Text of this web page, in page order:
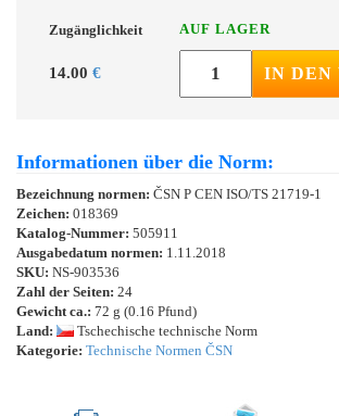
Zugänglichkeit AUF LAGER
14.00 € IN DEN
Informationen über die Norm:
Bezeichnung normen: ČSN P CEN ISO/TS 21719-1
Zeichen: 018369
Katalog-Nummer: 505911
Ausgabedatum normen: 1.11.2018
SKU: NS-903536
Zahl der Seiten: 24
Gewicht ca.: 72 g (0.16 Pfund)
Land:
Tschechische technische Norm
Kategorie: Technische Normen ČSN